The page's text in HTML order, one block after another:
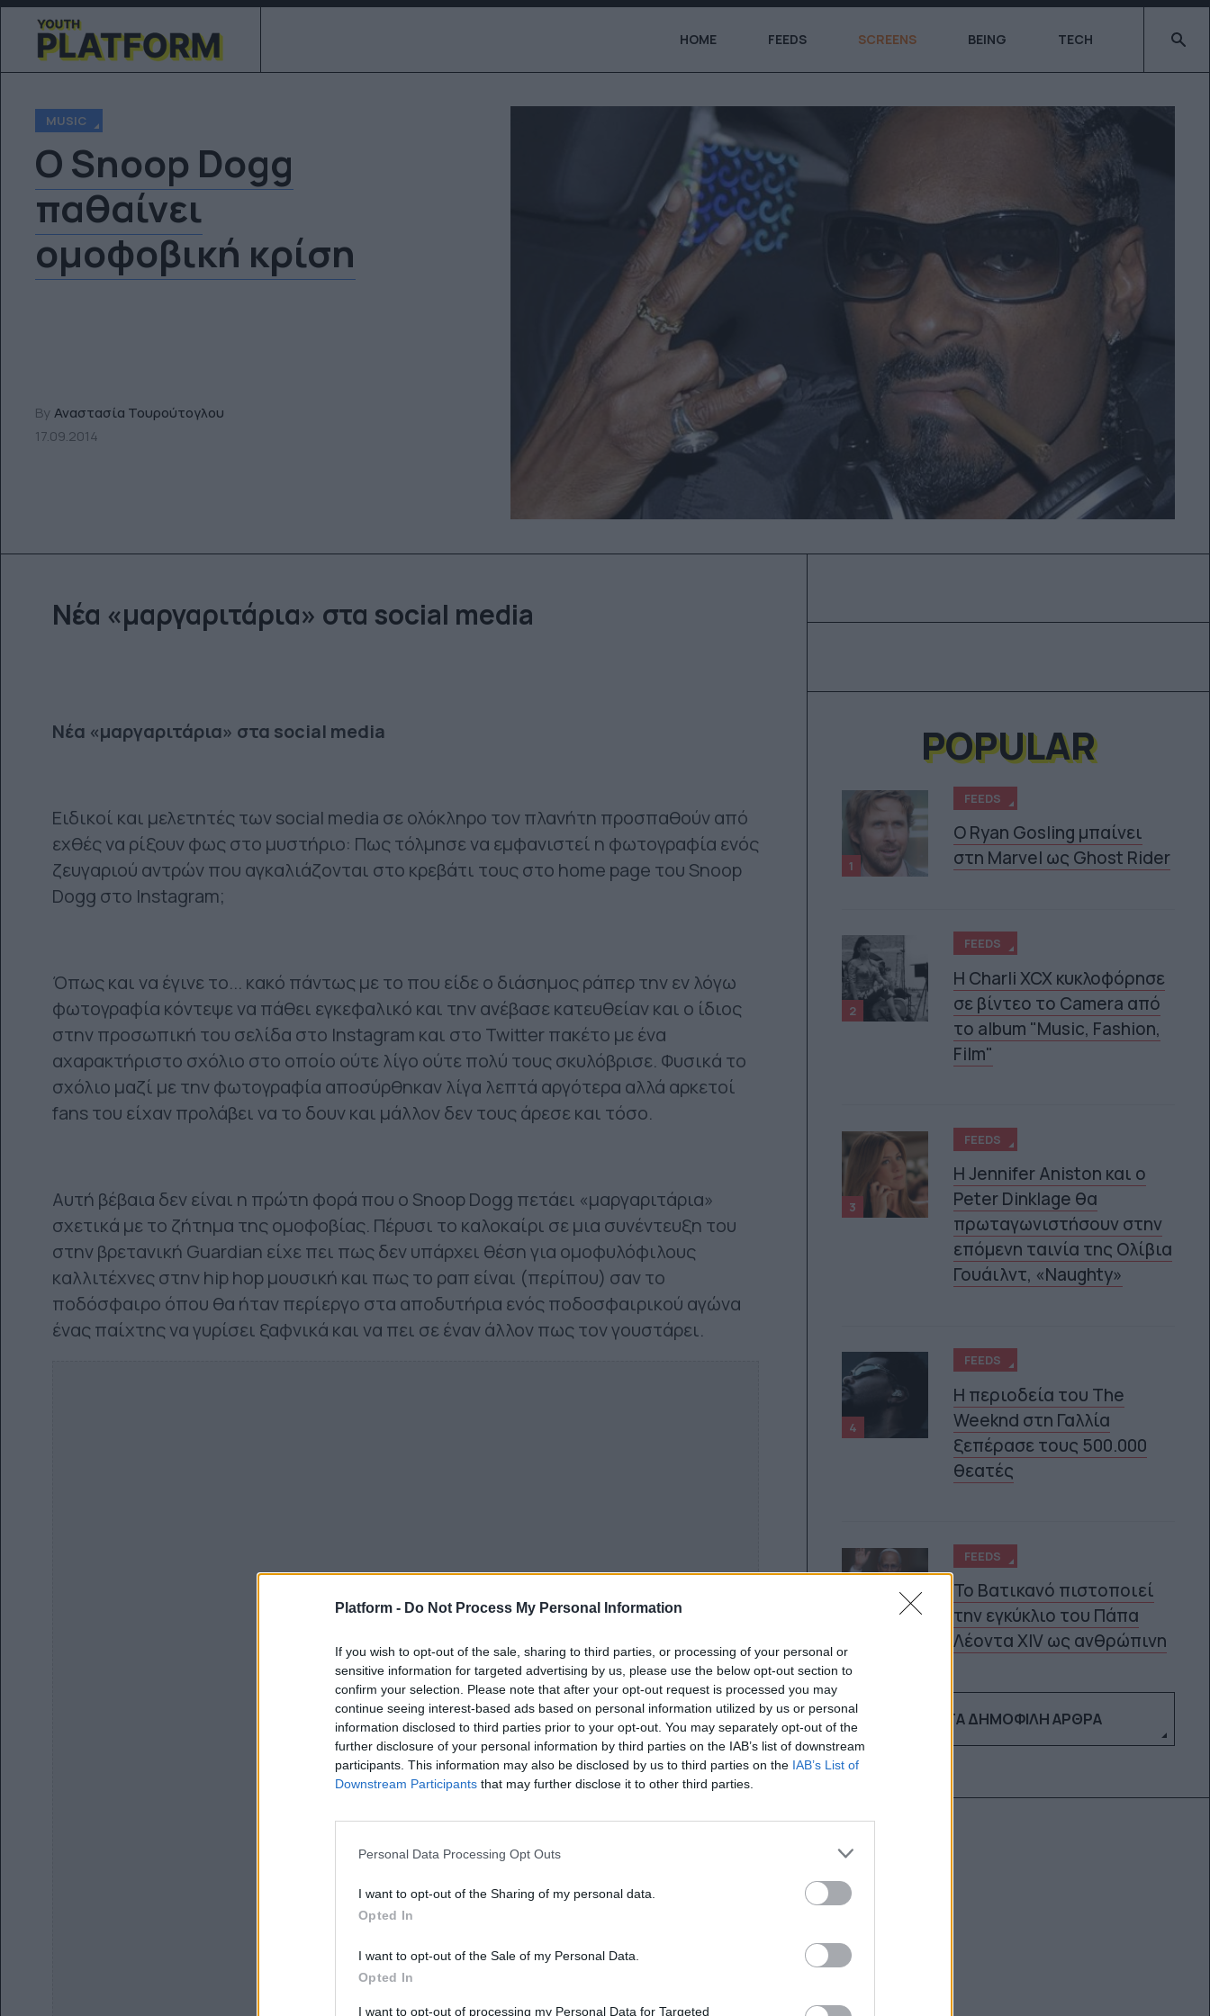
Platform - Do Not Process My Personal Information
If you wish to opt-out of the sale, sharing to third parties, or processing of your personal or
sensitive information for targeted advertising by us, please use the below opt-out section to
confirm your selection. Please note that after your opt-out request is processed you may
continue seeing interest-based ads based on personal information utilized by us or personal
information disclosed to third parties prior to your opt-out. You may separately opt-out of the
further disclosure of your personal information by third parties on the IAB’s list of downstream
participants. This information may also be disclosed by us to third parties on the IAB’s List of
Downstream Participants that may further disclose it to other third parties.
Personal Data Processing Opt Outs
I want to opt-out of the Sharing of my personal data.
Opted In
I want to opt-out of the Sale of my Personal Data.
Opted In
I want to opt-out of processing my Personal Data for Targeted
HOME FEEDS SCREENS BEING TECH Type
MUSIC
O Snoop Dogg
παθαίνει
ομοφοβική κρίση
ByΑναστασία Τουρούτογλου
17.09.2014
Nέα «μαργαριτάρια» στα social media
Nέα «μαργαριτάρια» στα social media
Ειδικοί και μελετητές των social media σε ολόκληρο τον πλανήτη προσπαθούν από
εχθές να ρίξουν φως στο μυστήριο: Πως τόλμησε να εμφανιστεί η φωτογραφία ενός
ζευγαριού αντρών που αγκαλιάζονται στο κρεβάτι τους στο home page του Snoop
Dogg στο Ιnstagram;
Όπως και να έγινε το... κακό πάντως με το που είδε ο διάσημος ράπερ την εν λόγω
φωτογραφία κόντεψε να πάθει εγκεφαλικό και την ανέβασε κατευθείαν και ο ίδιος
στην προσωπική του σελίδα στο Ιnstagram και στο Twitter πακέτο με ένα
αχαρακτήριστο σχόλιο στο οποίο ούτε λίγο ούτε πολύ τους σκυλόβρισε. Φυσικά το
σχόλιο μαζί με την φωτογραφία αποσύρθηκαν λίγα λεπτά αργότερα αλλά αρκετοί
fans του είχαν προλάβει να το δουν και μάλλον δεν τους άρεσε και τόσο.
Αυτή βέβαια δεν είναι η πρώτη φορά που ο Snoop Dogg πετάει «μαργαριτάρια»
σχετικά με το ζήτημα της ομοφοβίας. Πέρυσι το καλοκαίρι σε μια συνέντευξη του
στην βρετανική Guardian είχε πει πως δεν υπάρχει θέση για ομοφυλόφιλους
καλλιτέχνες στην hip hop μουσική και πως το ραπ είναι (περίπου) σαν το
ποδόσφαιρο όπου θα ήταν περίεργο στα αποδυτήρια ενός ποδοσφαιρικού αγώνα
ένας παίχτης να γυρίσει ξαφνικά και να πει σε έναν άλλον πως τον γουστάρει.
POPULAR
1
FEEDS
Ο Ryan Gosling μπαίνει
στη Marvel ως Ghost Rider
2
FEEDS
H Charli XCX κυκλοφόρησε
σε βίντεο το Camera από
το album "Music, Fashion,
Film"
3
FEEDS
Η Jennifer Aniston και ο
Peter Dinklage θα
πρωταγωνιστήσουν στην
επόμενη ταινία της Ολίβια
Γουάιλντ, «Naughty»
4
FEEDS
Η περιοδεία του The
Weeknd στη Γαλλία
ξεπέρασε τους 500.000
θεατές
FEEDS
Το Βατικανό πιστοποιεί
την εγκύκλιο του Πάπα
Λέοντα XIV ως ανθρώπινη
ΔΕΣ ΤΑ ΔΗΜΟΦΙΛΉ ΆΡΘΡΑ